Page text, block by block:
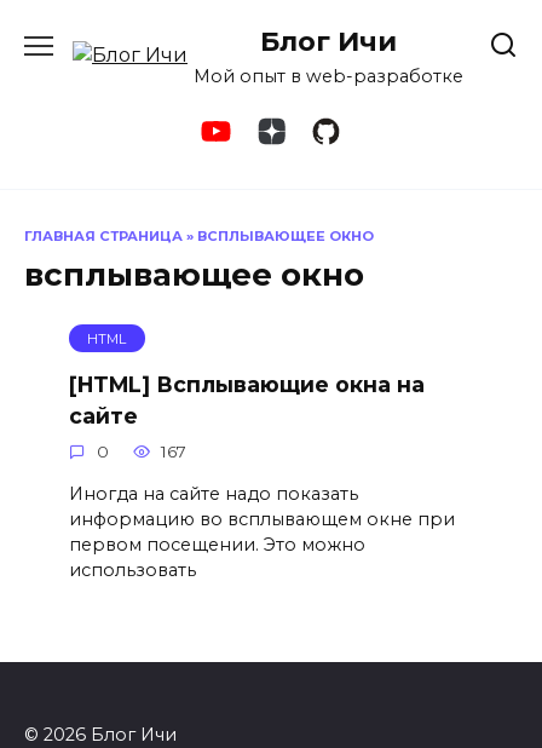
содержанию
Блог Ичи
Мой опыт в web-разработке
ГЛАВНАЯ СТРАНИЦА » ВСПЛЫВАЮЩЕЕ ОКНО
всплывающее окно
HTML
[HTML] Всплывающие окна на
сайте
0 167
Иногда на сайте надо показать
информацию во всплывающем окне при
первом посещении. Это можно
использовать
© 2026 Блог Ичи